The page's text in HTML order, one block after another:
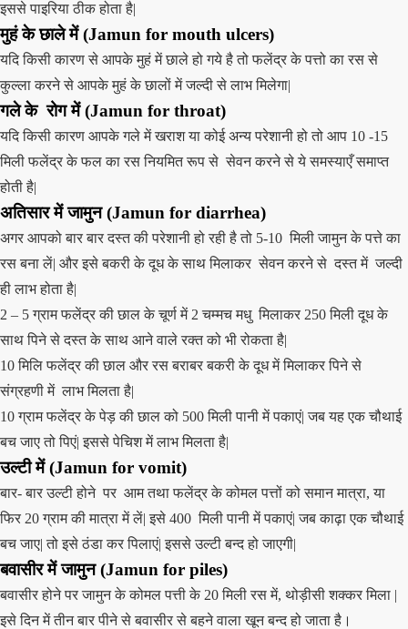
इससे पाइरिया ठीक होता है|
मुहं के छाले में(Jamun for mouth ulcers)
यदि किसी कारण से आपके मुहं में छाले हो गये है तो फलेंद्र के पत्तो का रस से
कुल्ला करने से आपके मुहं के छालों में जल्दी से लाभ मिलेगा|
गले के रोग में(Jamun for throat)
यदि किसी कारण आपके गले में खराश या कोई अन्य परेशानी हो तो आप 10 -15
मिली फलेंद्र के फल का रस नियमित रूप से सेवन करने से ये समस्याएँ समाप्त
होती है|
अतिसार मेंजामुन (Jamun for diarrhea)
अगर आपको बार बार दस्त की परेशानी हो रही है तो 5-10 मिली जामुन के पत्ते का
रस बना लें| और इसे बकरी के दूध के साथ मिलाकर सेवन करने से दस्त में जल्दी
ही लाभ होता है|
2 – 5 ग्राम फलेंद्र की छाल के चूर्ण में 2 चम्मच मधु मिलाकर 250 मिली दूध के
साथ पिने से दस्त के साथ आने वाले रक्त को भी रोकता है|
10 मिलि फलेंद्र की छाल और रस बराबर बकरी के दूध में मिलाकर पिने से
संग्रहणी में लाभ मिलता है|
10 ग्राम फलेंद्र के पेड़ की छाल को 500 मिली पानी में पकाएं| जब यह एक चौथाई
बच जाए तो पिएं| इससे पेचिश में लाभ मिलता है|
उल्टी में(Jamun for vomit)
बार- बार उल्टी होने पर आम तथा फलेंद्र के कोमल पत्तों को समान मात्रा, या
फिर 20 ग्राम की मात्रा में लें| इसे 400 मिली पानी में पकाएं| जब काढ़ा एक चौथाई
बच जाए| तो इसे ठंडा कर पिलाएं| इससे उल्टी बन्द हो जाएगी|
बवासीर मेंजामुन (Jamun for piles)
बवासीर होने पर जामुन के कोमल पत्ती के 20 मिली रस में, थोड़ीसी शक्कर मिला |
इसे दिन में तीन बार पीने से बवासीर से बहने वाला खून बन्द हो जाता है।